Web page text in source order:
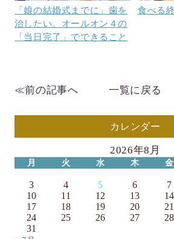
「娘の結婚式までに」歯を
治したい。オールオン４の
「当日完了」でできること
食べる
≪前の記事へ 一覧に戻る
カレンダー
2026年8月
月 火 水 木 金
3
4 5 6 7
10
11 12 13 14
17
18 19 20 21
24
25 26 27 28
31